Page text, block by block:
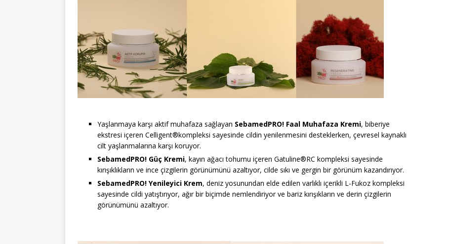
Yaşlanmaya karşı aktif muhafaza sağlayan SebamedPRO! Faal Muhafaza Kremi, biberiye
ekstresi içeren Celligent®kompleksi sayesinde cildin yenilenmesini desteklerken, çevresel kaynaklı
cilt yaşlanmalarına karşı koruyor.
SebamedPRO! Güç Kremi, kayın ağacı tohumu içeren Gatuline®RC kompleksi sayesinde
kırışıklıkların ve ince çizgilerin görünümünü azaltıyor, cilde sıkı ve gergin bir görünüm kazandırıyor.
SebamedPRO! Yenileyici Krem, deniz yosunundan elde edilen varlıklı içerikli L-Fukoz kompleksi
sayesinde cildi yatıştırıyor, ağır bir biçimde nemlendiriyor ve bariz kırışıkların ve derin çizgilerin
görünümünü azaltıyor.